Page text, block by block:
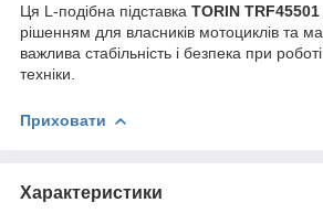
Ця L-подібна підставка TORIN TRF45501
рішенням для власників мотоциклів та
важлива стабільність і безпека при
техніки.
Приховати
Характеристики